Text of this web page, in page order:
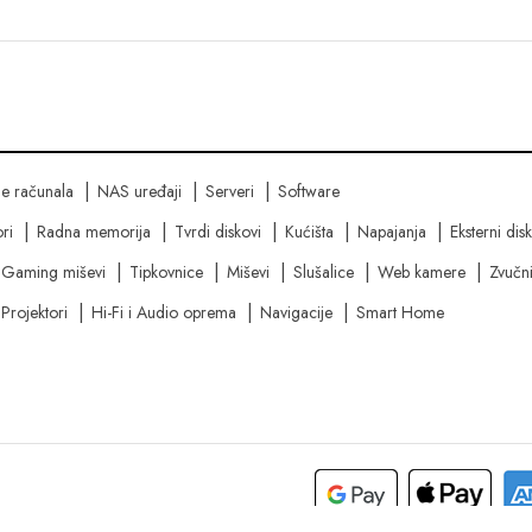
računala NAS uređaji Serveri
Software
Radna memorija Tvrdi diskovi Kućišta Napajanja
Eksterni
Gaming miševi
Tipkovnice Miševi Slušalice Web kamere
Projektori
Hi-Fi i Audio oprema Navigacije Smart Home